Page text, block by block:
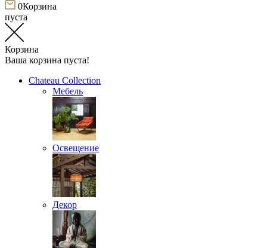
0Корзина
пуста
Корзина
Ваша корзина пуста!
Chateau Collection
Мебель
Освещение
Декор